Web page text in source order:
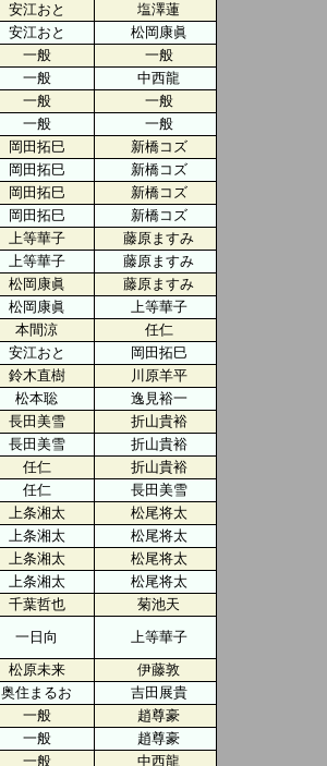
安江おと
塩澤蓮
安江おと
松岡康眞
一般
一般
一般
中西龍
一般
一般
一般
一般
岡田拓巳
新橋コズ
岡田拓巳
新橋コズ
岡田拓巳
新橋コズ
岡田拓巳
新橋コズ
上等華子
藤原ますみ
上等華子
藤原ますみ
松岡康眞
藤原ますみ
松岡康眞
上等華子
本間涼
任仁
安江おと
岡田拓巳
鈴木直樹
川原羊平
松本聡
逸見裕一
長田美雪
折山貴裕
長田美雪
折山貴裕
任仁
折山貴裕
任仁
長田美雪
上条湘太
松尾将太
上条湘太
松尾将太
上条湘太
松尾将太
上条湘太
松尾将太
千葉哲也
菊池天
一日向
上等華子
松原未来
伊藤敦
奥住まるお
吉田展貴
一般
趙尊豪
一般
趙尊豪
一般 中西龍